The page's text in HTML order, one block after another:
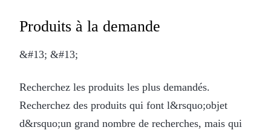
Produits à la demande
&#13; &#13;
Recherchez les produits les plus demandés.
Recherchez des produits qui font l&rsquo;objet
d&rsquo;un grand nombre de recherches, mais qui